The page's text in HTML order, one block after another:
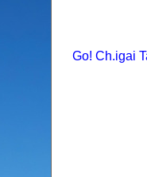
Go! Ch.igai